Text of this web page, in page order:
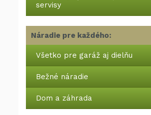
servisy
Náradie pre každého:
Všetko pre garáž aj dielňu
Bežné náradie
Dom a záhrada